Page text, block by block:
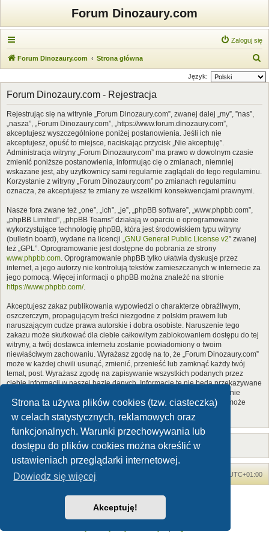
Strona ta używa plików cookies (tzw. ciasteczka)
w celach statystycznych, reklamowych oraz
funkcjonalnych. Warunki przechowywania lub
dostępu do plików cookies można określić w
ustawieniach przeglądarki internetowej.
Dowiedz się więcej
Akceptuję!
Forum Dinozaury.com
Zaloguj się
Forum Dinozaury.com Strona główna
z
Język:
Forum Dinozaury.com - Rejestracja
Rejestrując się na witrynie „Forum Dinozaury.com”, zwanej dalej „my”, ”nas”,
„nasza”, „Forum Dinozaury.com”, „https://www.forum.dinozaury.com”,
akceptujesz wyszczególnione poniżej postanowienia. Jeśli ich nie
akceptujesz, opuść to miejsce, naciskając przycisk „Nie akceptuję”.
Administracja witryny „Forum Dinozaury.com” ma prawo w dowolnym czasie
zmienić poniższe postanowienia, informując cię o zmianach, niemniej
wskazane jest, aby użytkownicy sami regularnie zaglądali do tego regulaminu.
Korzystanie z witryny „Forum Dinozaury.com” po zmianach regulaminu
oznacza, że akceptujesz te zmiany ze wszelkimi konsekwencjami prawnymi.
Nasze fora zwane też „one”, „ich”, „je”, „phpBB software”, „www.phpbb.com”,
„phpBB Limited”, „phpBB Teams” działają w oparciu o oprogramowanie
wykorzystujące technologię phpBB, która jest środowiskiem typu witryny
(bulletin board), wydane na licencji „GNU General Public License v2” zwanej
też „GPL”. Oprogramowanie jest dostępne do pobrania ze strony
www.phpbb.com. Oprogramowanie phpBB tylko ułatwia dyskusje przez
internet, a jego autorzy nie kontrolują tekstów zamieszczanych w internecie za
jego pomocą. Więcej informacji o phpBB można znaleźć na stronie
https://www.phpbb.com/.
Akceptujesz zakaz publikowania wypowiedzi o charakterze obraźliwym,
oszczerczym, propagującym treści niezgodne z polskim prawem lub
naruszającym cudze prawa autorskie i dobra osobiste. Naruszenie tego
zakazu może skutkować dla ciebie całkowitym zablokowaniem dostępu do tej
witryny, a twój dostawca internetu zostanie powiadomiony o twoim
niewłaściwym zachowaniu. Wyrażasz zgodę na to, że „Forum Dinozaury.com”
może w każdej chwili usunąć, zmienić, przenieść lub zamknąć każdy twój
temat, post. Wyrażasz zgodę na zapisywanie wszystkich podanych przez
ciebie informacji w naszej bazie danych. Informacje te nie będą przekazywane
nikomu bez twojej zgody, ale ani „Forum Dinozaury.com”, ani phpBB nie
ponosi odpowiedzialności za włamania do witryny, podczas których może
dojść do kradzieży danych.
Forum Dinozaury.com UTC+01:00
Dinozaury.com© 2006-2020
Technologię dostarczaphpBB® Forum Software © phpBB Limited
Polski pakiet językowy dostarcza